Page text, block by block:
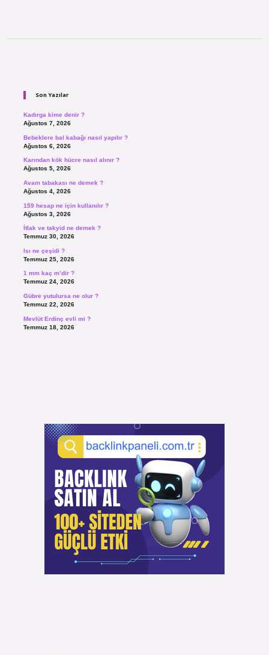
Son Yazılar
Kadırga kime denir ?
Ağustos 7, 2026
Bebeklere bal kabağı nasıl yapılır ?
Ağustos 6, 2026
Karından kök hücre nasıl alınır ?
Ağustos 5, 2026
Avam tabakası ne demek ?
Ağustos 4, 2026
159 hesap ne için kullanılır ?
Ağustos 3, 2026
İtlak ve takyid ne demek ?
Temmuz 30, 2026
Isı ne çeşidi ?
Temmuz 25, 2026
1 mm kaç m’dir ?
Temmuz 24, 2026
Gübre yutulursa ne olur ?
Temmuz 22, 2026
Mevlüt Erdinç evli mi ?
Temmuz 18, 2026